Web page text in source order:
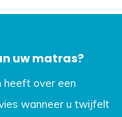
uw matras?
heeft over een
wanneer u twijfelt